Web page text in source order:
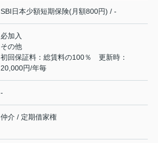
SBI日本少額短期保険(月額800円) / -
必加入
その他
初回保証料：総賃料の100％ 更新時：
20,000円/年毎
-
仲介 / 定期借家権